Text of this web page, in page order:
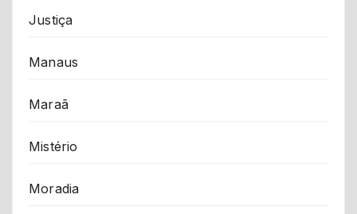
Justiça
Manaus
Maraã
Mistério
Moradia